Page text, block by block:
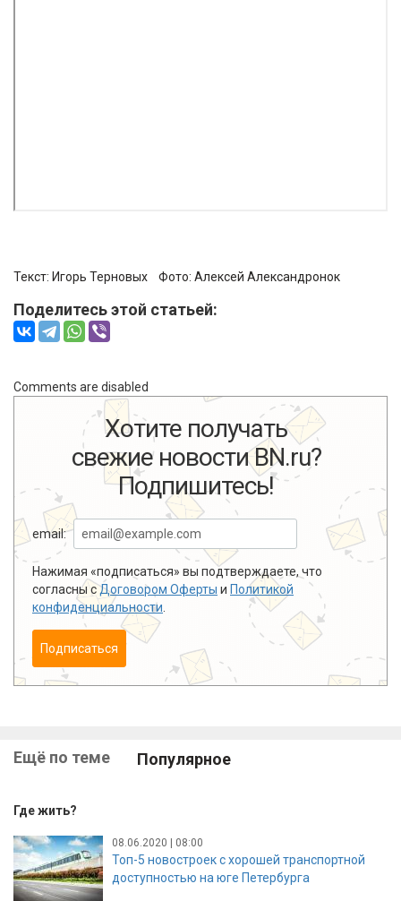
Текст: Игорь Терновых Фото: Алексей Александронок
Поделитесь этой статьей:
Comments are disabled
Хотите получать
свежие новости BN.ru?
Подпишитесь!
email:
Нажимая «подписаться» вы подтверждаете, что
согласны сДоговором Оферты и Политикой
конфиденциальности
Подписаться
Ещё по теме Популярное
Где жить?
08.06.2020 | 08:00
Топ-5 новостроек с хорошей транспортной
доступностью на юге Петербурга